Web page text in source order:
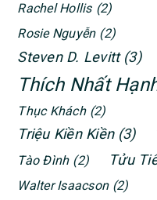
Rachel Hollis (2)
Rosie Nguyễn (2)
Steven D. Levitt (3)
Thích Nhất
Thục Khách (2)
Triệu Kiền Kiền (3)
Tào Đình (2) Tửu
Walter Isaacson (2)